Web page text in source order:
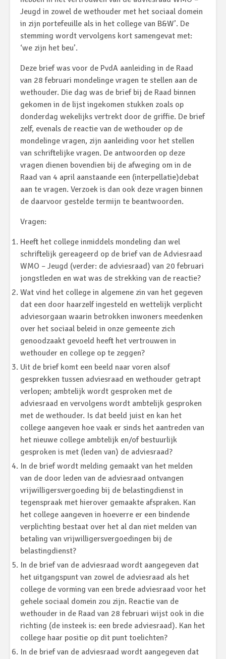
Jeugd in zowel de wethouder met het sociaal domein
in zijn portefeuille als in het college van B&W’. De
stemming wordt vervolgens kort samengevat met:
‘we zijn het beu’.
Deze brief was voor de PvdA aanleiding in de Raad
van 28 februari mondelinge vragen te stellen aan de
wethouder. Die dag was de brief bij de Raad binnen
gekomen in de lijst ingekomen stukken zoals op
donderdag wekelijks vertrekt door de griffie. De brief
zelf, evenals de reactie van de wethouder op de
mondelinge vragen, zijn aanleiding voor het stellen
van schriftelijke vragen. De antwoorden op deze
vragen dienen bovendien bij de afweging om in de
Raad van 4 april aanstaande een (interpellatie)debat
aan te vragen. Verzoek is dan ook deze vragen binnen
de daarvoor gestelde termijn te beantwoorden.
Vragen:
Heeft het college inmiddels mondeling dan wel
schriftelijk gereageerd op de brief van de Adviesraad
WMO – Jeugd (verder: de adviesraad) van 20 februari
jongstleden en wat was de strekking van de reactie?
Wat vind het college in algemene zin van het gegeven
dat een door haarzelf ingesteld en wettelijk verplicht
adviesorgaan waarin betrokken inwoners meedenken
over het sociaal beleid in onze gemeente zich
genoodzaakt gevoeld heeft het vertrouwen in
wethouder en college op te zeggen?
Uit de brief komt een beeld naar voren alsof
gesprekken tussen adviesraad en wethouder getrapt
verlopen; ambtelijk wordt gesproken met de
adviesraad en vervolgens wordt ambtelijk gesproken
met de wethouder. Is dat beeld juist en kan het
college aangeven hoe vaak er sinds het aantreden van
het nieuwe college ambtelijk en/of bestuurlijk
gesproken is met (leden van) de adviesraad?
In de brief wordt melding gemaakt van het melden
van de door leden van de adviesraad ontvangen
vrijwilligersvergoeding bij de belastingdienst in
tegenspraak met hierover gemaakte afspraken. Kan
het college aangeven in hoeverre er een bindende
verplichting bestaat over het al dan niet melden van
betaling van vrijwilligersvergoedingen bij de
belastingdienst?
In de brief van de adviesraad wordt aangegeven dat
het uitgangspunt van zowel de adviesraad als het
college de vorming van een brede adviesraad voor het
gehele sociaal domein zou zijn. Reactie van de
wethouder in de Raad van 28 februari wijst ook in die
richting (de insteek is: een brede adviesraad). Kan het
college haar positie op dit punt toelichten?
In de brief van de adviesraad wordt aangegeven dat